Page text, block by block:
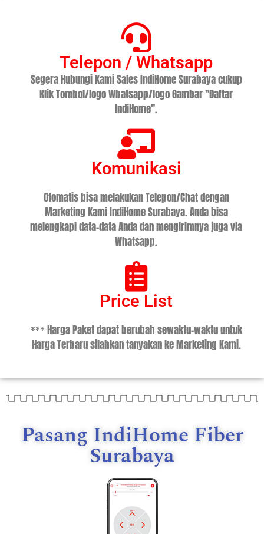
Telepon / Whatsapp
Segera Hubungi Kami Sales IndiHome Surabaya cukup
Klik Tombol/logo Whatsapp/logo Gambar "Daftar
IndiHome".
Komunikasi
Otomatis bisa melakukan Telepon/Chat dengan
Marketing Kami IndiHome Surabaya. Anda bisa
melengkapi data-data Anda dan mengirimnya juga via
Whatsapp.
Price List
*** Harga Paket dapat berubah sewaktu-waktu untuk
Harga Terbaru silahkan tanyakan ke Marketing Kami.
Pasang IndiHome Fiber
Surabaya